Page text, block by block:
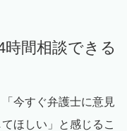
間相談できる
今すぐ弁護士に意見
ほしい」と感じるこ